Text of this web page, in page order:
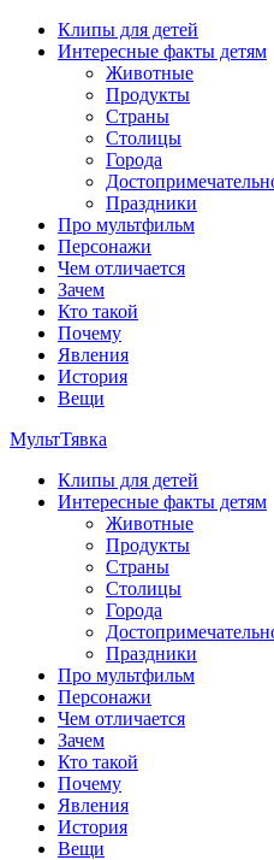
Перейти
содержимому
Клипы для детей
Интересные факты детям
Животные
Продукты
Страны
Столицы
Города
Праздники
Про мультфильм
Персонажи
Чем отличается
Зачем
Кто такой
Почему
Явления
История
Вещи
МультТявка
интересные факты про
мультфильмов, мульт-клипы,
клипы, интересные факты о
мультфильмов
Клипы для детей
Интересные факты детям
Животные
Продукты
Страны
Столицы
Города
Праздники
Про мультфильм
Персонажи
Чем отличается
Зачем
Кто такой
Почему
Явления
История
Вещи